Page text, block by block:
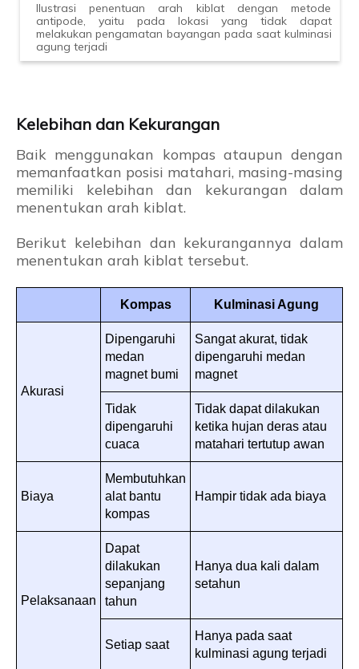
Ilustrasi penentuan arah kiblat dengan metode
antipode, yaitu pada lokasi yang tidak dapat
melakukan pengamatan bayangan pada saat kulminasi
agung terjadi
Kelebihan dan Kekurangan
Baik menggunakan kompas ataupun dengan
memanfaatkan posisi matahari, masing-masing
memiliki kelebihan dan kekurangan dalam
menentukan arah kiblat.
Berikut kelebihan dan kekurangannya dalam
menentukan arah kiblat tersebut.
Kompas Kulminasi Agung
Akurasi
Dipengaruhi
medan
magnet bumi
Sangat akurat, tidak
dipengaruhi medan
magnet
Tidak
dipengaruhi
cuaca
Tidak dapat dilakukan
ketika hujan deras atau
matahari tertutup awan
Biaya
Membutuhkan
alat bantu
kompas
Hampir tidak ada biaya
Pelaksanaan
Dapat
dilakukan
sepanjang
tahun
Hanya dua kali dalam
setahun
Setiap saat
Hanya pada saat
kulminasi agung terjadi